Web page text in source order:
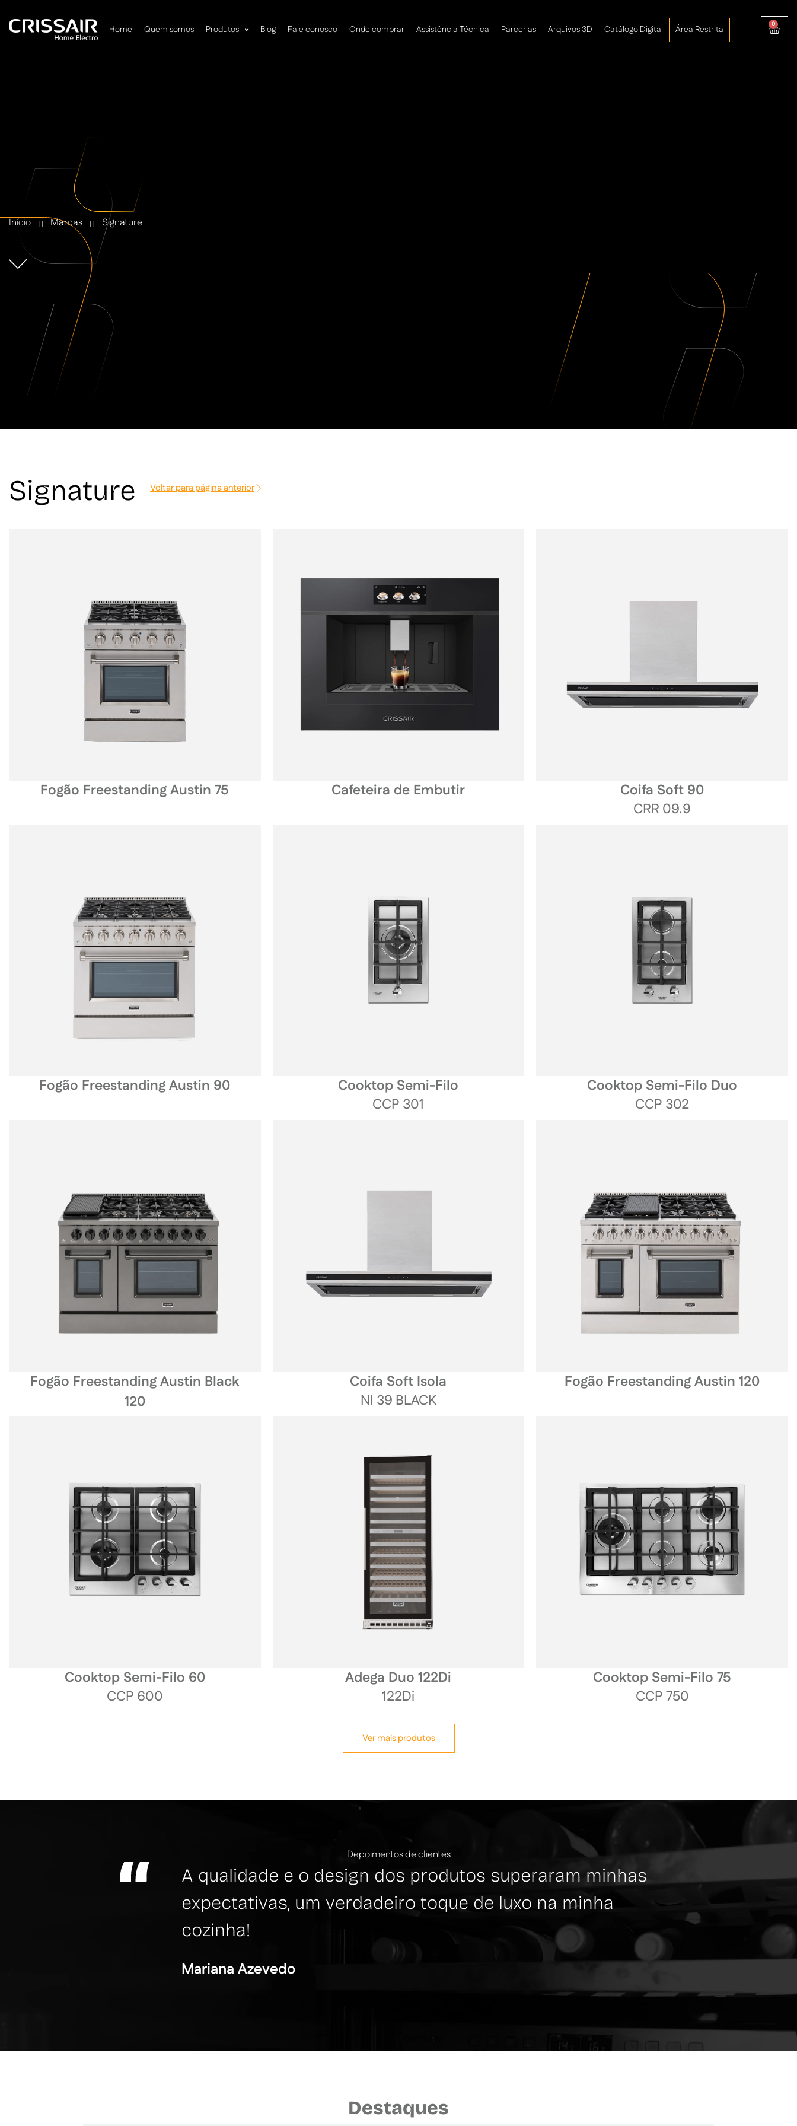
Home Quem somos Produtos Blog Fale conosco Onde comprar Assistência Técnica Parcerias Arquivos 3D Catálogo Digital Área Restrita 0
Início Marcas Signature
Signature Voltar para página anterior
Fogão Freestanding Austin 75 Cafeteira de Embutir
Coifa Soft 90
CRR 09.9
Fogão Freestanding Austin 90
Cooktop Semi-Filo
CCP 301
Cooktop Semi-Filo Duo
CCP 302
Fogão Freestanding Austin Black
120
Coifa Soft Isola
NI 39 BLACK
Fogão Freestanding Austin 120
Cooktop Semi-Filo 60
CCP 600
Adega Duo 122Di
122Di
Cooktop Semi-Filo 75
CCP 750
Ver mais produtos
Depoimentos de clientes
A qualidade e o design dos produtos superaram minhas
expectativas, um verdadeiro toque de luxo na minha
cozinha!
Mariana Azevedo
Destaques